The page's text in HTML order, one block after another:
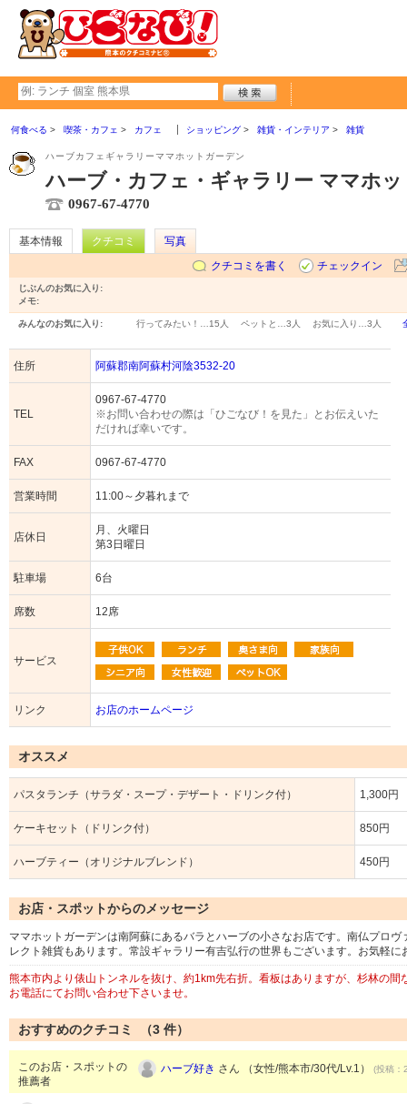
何食べる 喫茶・カフェ カフェ ショッピング 雑貨・インテリア 雑貨
ハーブカフェギャラリーママホットガーデン
ハーブ・カフェ・ギャラリー ママホ
0967-67-4770
基本情報 クチコミ
写真
クチコミを書く
チェックイン
じぶんのお気に入り:
メモ:
みんなのお気に入り: 行ってみたい！… 15人 ペットと… 3人 お気に入り… 3人
住所 阿蘇郡南阿蘇村河陰3532-20
TEL
0967-67-4770
※お問い合わせの際は「ひごなび！を見た」とお伝えいた
だければ幸いです。
FAX 0967-67-4770
営業時間 11:00～夕暮れまで
店休日
月、火曜日
第3日曜日
駐車場 6台
席数 12席
サービス
リンク お店のホームページ
オススメ
パスタランチ（サラダ・スープ・デザート・ドリンク付） 1,300円
ケーキセット（ドリンク付） 850円
ハーブティー（オリジナルブレンド） 450円
お店・スポットからのメッセージ
ママホットガーデンは南阿蘇にあるバラとハーブの小さなお店です。南仏プロ
レクト雑貨もあります。常設ギャラリー有吉弘行の世界もございます。お気軽に
熊本市内より俵山トンネルを抜け、約1km先右折。看板はありますが、杉林の間
お電話にてお問い合わせ下さいませ。
おすすめのクチコミ （3 件）
このお店・スポットの
推薦者
ハーブ好き さん （女性/熊本市/30代/Lv.1） (投稿